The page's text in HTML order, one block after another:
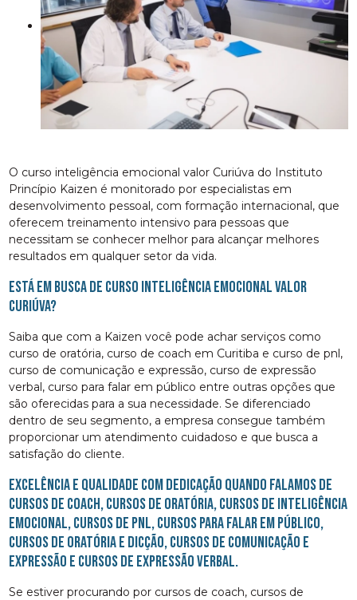
O curso inteligência emocional valor Curiúva do Instituto
Princípio Kaizen é monitorado por especialistas em
desenvolvimento pessoal, com formação internacional, que
oferecem treinamento intensivo para pessoas que
necessitam se conhecer melhor para alcançar melhores
resultados em qualquer setor da vida.
Está em busca de curso inteligência emocional valor
Curiúva?
Saiba que com a Kaizen você pode achar serviços como
curso de oratória, curso de coach em Curitiba e curso de pnl,
curso de comunicação e expressão, curso de expressão
verbal, curso para falar em público entre outras opções que
são oferecidas para a sua necessidade. Se diferenciado
dentro de seu segmento, a empresa consegue também
proporcionar um atendimento cuidadoso e que busca a
satisfação do cliente.
Excelência e qualidade com dedicação quando falamos de
cursos de coach, cursos de oratória, cursos de inteligência
emocional, cursos de pnl, cursos para falar em público,
cursos de oratória e dicção, cursos de comunicação e
expressão e cursos de expressão verbal.
Se estiver procurando por cursos de coach, cursos de